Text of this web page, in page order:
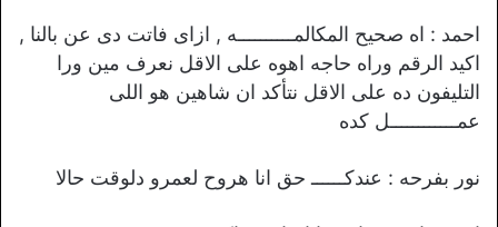
احمد : اه صحيح المكالمــــــــــه , ازاى فاتت دى عن بالنا ,
اكيد الرقم وراه حاجه اهوه على الاقل نعرف مين ورا
التليفون ده على الاقل نتأكد ان شاهين هو اللى
عمــــــــــــل كده
نور بفرحه : عندكــــــ حق انا هروح لعمرو دلوقت حالا